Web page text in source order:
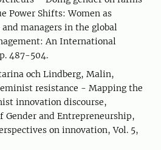
Power Shifts: Women as
managers in the global
An International
487-504.
och Lindberg, Malin,
resistance - Mapping the
innovation discourse,
Gender and Entrepreneurship,
on innovation, Vol. 5,